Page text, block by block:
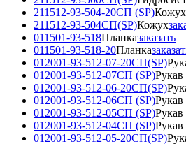
211512-93-504-20СП (SP)Кожух
211512-93-504СП(SP)Кожух
011501-93-518Планказаказать
011501-93-518-20Планка
012001-93-512-07-20СП(SP)
012001-93-512-07СП (SP)
012001-93-512-06-20СП(SP)
012001-93-512-06СП (SP)
012001-93-512-05СП (SP)
012001-93-512-04СП (SP)
012001-93-512-05-20СП(SP)